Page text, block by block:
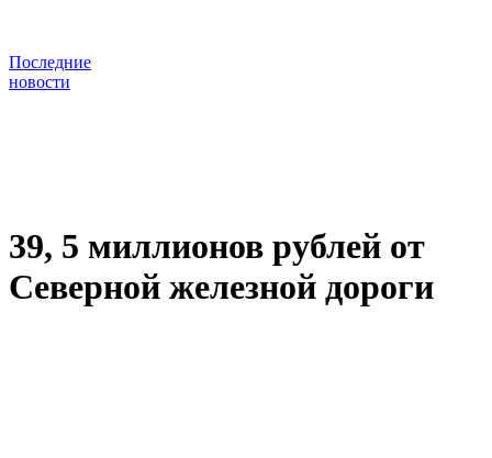
Последние
новости
39, 5 миллионов рублей от
Северной железной дороги